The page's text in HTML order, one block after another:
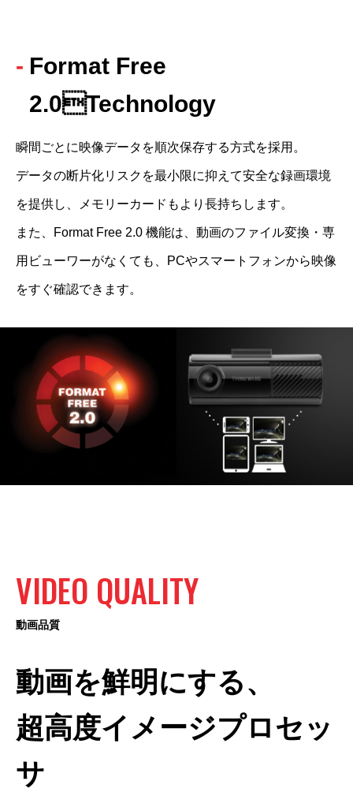
Format Free
2.0Technology
瞬間ごとに映像データを順次保存する方式を採用。
データの断片化リスクを最小限に抑えて安全な録画環境
を提供し、メモリーカードもより長持ちします。
また、Format Free 2.0 機能は、動画のファイル変換・専
用ビューワーがなくても、PCやスマートフォンから映像
をすぐ確認できます。
VIDEO QUALITY
動画品質
動画を鮮明にする、
超高度イメージプロセッ
サ